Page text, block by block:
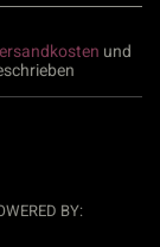
und
BY: